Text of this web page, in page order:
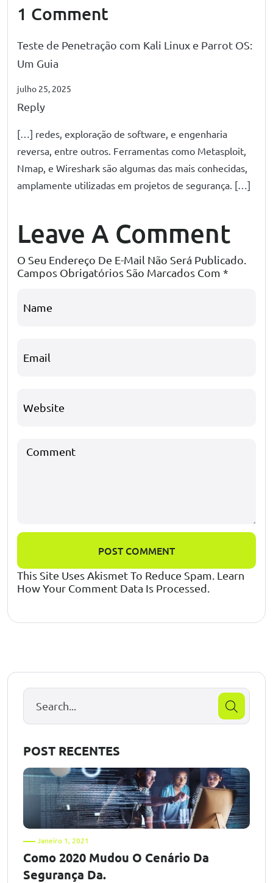
1 Comment
Teste de Penetração com Kali Linux e Parrot OS:
Um Guia
julho 25, 2025
Reply
[…] redes, exploração de software, e engenharia
reversa, entre outros. Ferramentas como Metasploit,
Nmap, e Wireshark são algumas das mais conhecidas,
amplamente utilizadas em projetos de segurança. […]
Leave A Comment
O Seu Endereço De E-Mail Não Será Publicado.
Campos Obrigatórios São Marcados Com *
POST COMMENT
This Site Uses Akismet To Reduce Spam. Learn
How Your Comment Data Is Processed.
POST RECENTES
Janeiro 1, 2021
Como 2020 Mudou O Cenário Da
Segurança Da.